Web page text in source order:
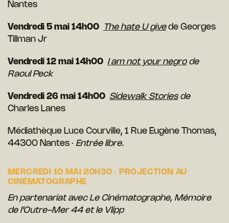
Nantes
Vendredi 5 mai 14h00 The hate U give de Georges
Tillman Jr
Vendredi 12 mai 14h00 I am not your negrode
Raoul Peck
Vendredi 26 mai 14h00 Sidewalk Storiesde
Charles Lanes
Médiathèque Luce Courville, 1 Rue Eugène Thomas,
44300 Nantes · Entrée libre.
MERCREDI 10 MAI 20H30 · PROJECTION AU
CINÉMATOGRAPHE
En partenariat avec Le Cinématographe, Mémoire
de l’Outre-Mer 44 et le Vlipp